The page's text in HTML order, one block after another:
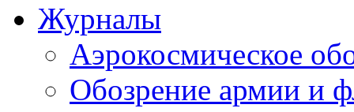
Журналы
Аэрокосмическое
Обозрение армии и